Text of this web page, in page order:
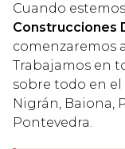
Cuando
Construcciones
comenzaremos
Trabajamos en
sobre todo en el
Nigrán, Baiona,
Pontevedra.